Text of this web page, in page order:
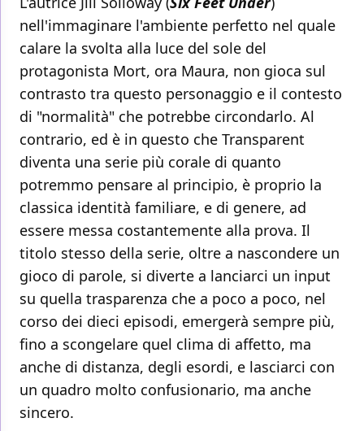
nell'immaginare l'ambiente perfetto nel quale
calare la svolta alla luce del sole del
protagonista Mort, ora Maura, non gioca sul
contrasto tra questo personaggio e il contesto
di "normalità" che potrebbe circondarlo. Al
contrario, ed è in questo che Transparent
diventa una serie più corale di quanto
potremmo pensare al principio, è proprio la
classica identità familiare, e di genere, ad
essere messa costantemente alla prova. Il
titolo stesso della serie, oltre a nascondere un
gioco di parole, si diverte a lanciarci un input
su quella trasparenza che a poco a poco, nel
corso dei dieci episodi, emergerà sempre più,
fino a scongelare quel clima di affetto, ma
anche di distanza, degli esordi, e lasciarci con
un quadro molto confusionario, ma anche
sincero.